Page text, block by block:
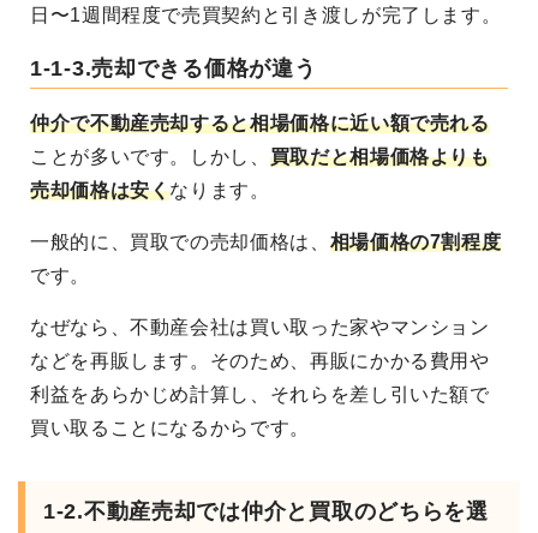
日〜1週間程度で売買契約と引き渡しが完了します。
1-1-3.売却できる価格が違う
仲介で不動産売却すると相場価格に近い額で売れる
ことが多いです。しかし、 買取だと相場価格よりも
売却価格は安くなります。
一般的に、買取での売却価格は、 相場価格の7割程度
です。
なぜなら、不動産会社は買い取った家やマンション
などを再販します。そのため、再販にかかる費用や
利益をあらかじめ計算し、それらを差し引いた額で
買い取ることになるからです。
1-2.不動産売却では仲介と買取のどちらを選